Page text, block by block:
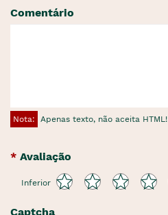
Comentário
Nota: Apenas texto, não aceita HTML!
Avaliação
Inferior
Captcha